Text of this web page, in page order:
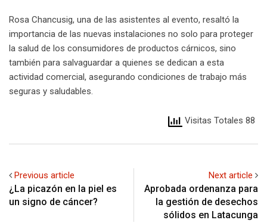
Rosa Chancusig, una de las asistentes al evento, resaltó la
importancia de las nuevas instalaciones no solo para proteger
la salud de los consumidores de productos cárnicos, sino
también para salvaguardar a quienes se dedican a esta
actividad comercial, asegurando condiciones de trabajo más
seguras y saludables.
Visitas Totales 88
Previous article
¿La picazón en la piel es
un signo de cáncer?
Next article
Aprobada ordenanza para
la gestión de desechos
sólidos en Latacunga